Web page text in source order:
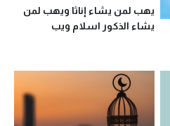
يهب لمن يشاء إناثا ويهب لمن
يشاء الذكور اسلام ويب